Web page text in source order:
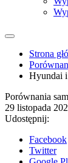
Strona
Hyundai
Porównania
29 listopada
Udostępnij:
Facebook
Twitter